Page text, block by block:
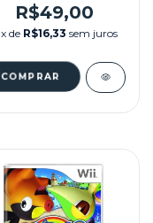
WII
R$49,00
x de R$16,33 sem juros